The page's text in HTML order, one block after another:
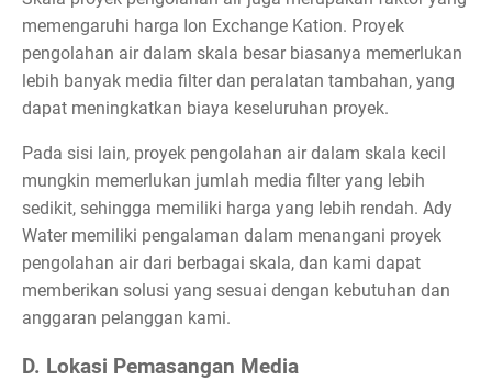
memengaruhi harga Ion Exchange Kation. Proyek
pengolahan air dalam skala besar biasanya memerlukan
lebih banyak media filter dan peralatan tambahan, yang
dapat meningkatkan biaya keseluruhan proyek.
Pada sisi lain, proyek pengolahan air dalam skala kecil
mungkin memerlukan jumlah media filter yang lebih
sedikit, sehingga memiliki harga yang lebih rendah. Ady
Water memiliki pengalaman dalam menangani proyek
pengolahan air dari berbagai skala, dan kami dapat
memberikan solusi yang sesuai dengan kebutuhan dan
anggaran pelanggan kami.
D. Lokasi Pemasangan Media